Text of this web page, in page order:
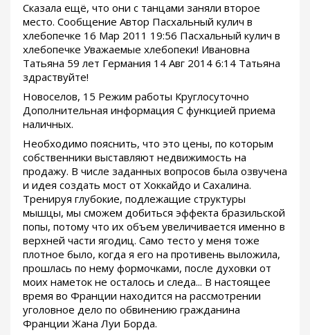
Сказала ещё, что они с танцами заняли второе
место. Сообщение Автор Пасхальный кулич в
хлебопечке 16 Мар 2011 19:56 Пасхальный кулич в
хлебопечке Уважаемые хлебопеки! Ивановна
Татьяна 59 лет Германия 14 Авг 2014 6:14 Татьяна
здраствуйте!
Новоселов, 15 Режим работы Круглосуточно
Дополнительная информация С функцией приема
наличных.
Необходимо пояснить, что это цены, по которым
собственники выставляют недвижимость на
продажу. В числе заданных вопросов была озвучена
и идея создать мост от Хоккайдо и Сахалина.
Тренируя глубокие, подлежащие структуры
мышцы, мы сможем добиться эффекта бразильской
попы, потому что их объем увеличивается именно в
верхней части ягодиц. Само тесто у меня тоже
плотное было, когда я его на противень выложила,
прошлась по нему формочками, после духовки от
моих наметок не осталось и следа... В настоящее
время во Франции находится на рассмотрении
уголовное дело по обвинению гражданина
Франции Жана Луи Борда.